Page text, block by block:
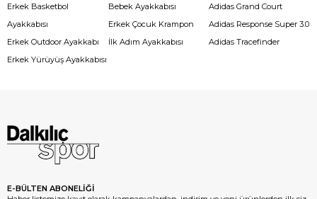
Erkek Basketbol
Ayakkabısı
Erkek Outdoor Ayakkabı
Erkek Yürüyüş Ayakkabısı
Bebek Ayakkabısı
Erkek Çocuk Krampon
İlk Adım Ayakkabısı
Adidas Grand Court
Adidas Response Super 3.0
Adidas Tracefinder
E-BÜLTEN ABONELİĞİ